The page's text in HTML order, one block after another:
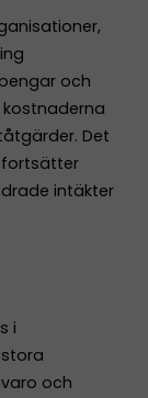
och
Det
fortsätter
intäkter
i
och